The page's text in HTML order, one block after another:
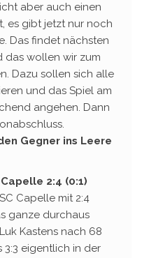
aber auch einen
es gibt jetzt nur noch
Das findet nächsten
das wollen wir zum
Dazu sollen sich alle
und das Spiel am
angehen. Dann
Gegner ins Leere
2:4 (0:1)
Capelle mit 2:4
ganze durchaus
Kastens nach 68
3:3 eigentlich in der